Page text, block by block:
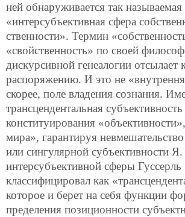
ней обнаруживается так называемая
«интерсубъективная сфера
ственности». Термин
«свойственность» по своей
дискурсивной генеалогии
распоряжению. И это не
скорее, поле владения сознания.
трансцендентальная субъективность
конституирования
мира», гарантируя
или сингулярной субъективности
интерсубъективной сферы Гуссерль
классифицировал как
которое и берет на себя функции
пределения позиционности